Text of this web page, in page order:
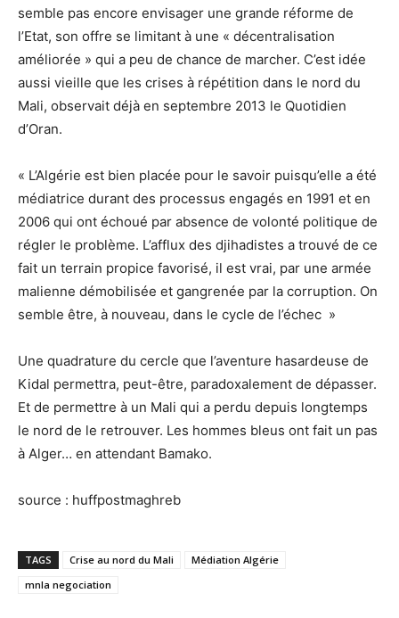
semble pas encore envisager une grande réforme de
l’Etat, son offre se limitant à une « décentralisation
améliorée » qui a peu de chance de marcher. C’est idée
aussi vieille que les crises à répétition dans le nord du
Mali, observait déjà en septembre 2013 le Quotidien
d’Oran.
« L’Algérie est bien placée pour le savoir puisqu’elle a été
médiatrice durant des processus engagés en 1991 et en
2006 qui ont échoué par absence de volonté politique de
régler le problème. L’afflux des djihadistes a trouvé de ce
fait un terrain propice favorisé, il est vrai, par une armée
malienne démobilisée et gangrenée par la corruption. On
semble être, à nouveau, dans le cycle de l’échec »
Une quadrature du cercle que l’aventure hasardeuse de
Kidal permettra, peut-être, paradoxalement de dépasser.
Et de permettre à un Mali qui a perdu depuis longtemps
le nord de le retrouver. Les hommes bleus ont fait un pas
à Alger… en attendant Bamako.
source : huffpostmaghreb
TAGS Crise au nord du Mali
Médiation Algérie
mnla negociation